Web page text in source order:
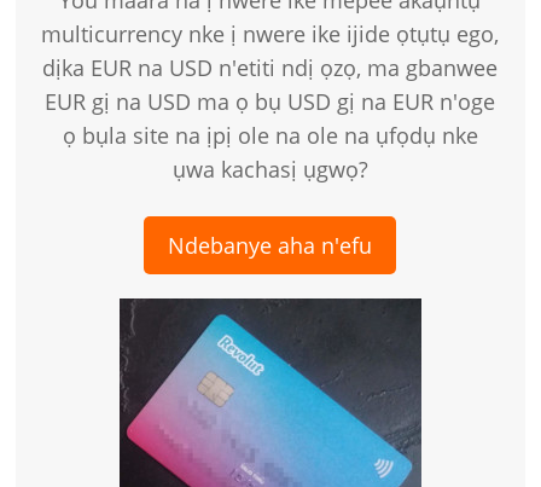
multicurrency nke ị nwere ike ijide ọtụtụ ego,
dịka EUR na USD n'etiti ndị ọzọ, ma gbanwee
EUR gị na USD ma ọ bụ USD gị na EUR n'oge
ọ bụla site na ịpị ole na ole na ụfọdụ nke
ụwa kachasị ụgwọ?
Ndebanye aha n'efu